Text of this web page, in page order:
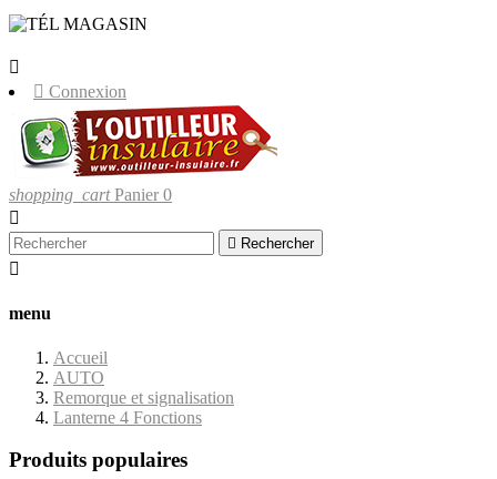

 Connexion
shopping_cart Panier 0

 Rechercher

menu
Accueil
AUTO
Remorque et signalisation
Lanterne 4 Fonctions
Produits populaires